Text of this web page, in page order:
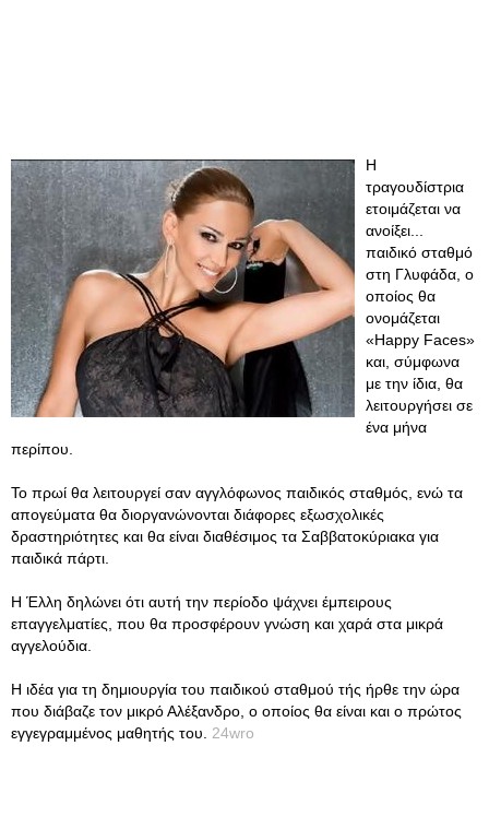
Η
τραγουδίστρια
ετοιμάζεται να
ανοίξει...
παιδικό σταθμό
στη Γλυφάδα, ο
οποίος θα
ονομάζεται
«Happy Faces»
και, σύμφωνα
με την ίδια, θα
λειτουργήσει σε
ένα μήνα
περίπου.
Το πρωί θα λειτουργεί σαν αγγλόφωνος παιδικός σταθμός, ενώ τα
απογεύματα θα διοργανώνονται διάφορες εξωσχολικές
δραστηριότητες και θα είναι διαθέσιμος τα Σαββατοκύριακα για
παιδικά πάρτι.
Η Έλλη δηλώνει ότι αυτή την περίοδο ψάχνει έμπειρους
επαγγελματίες, που θα προσφέρουν γνώση και χαρά στα μικρά
αγγελούδια.
Η ιδέα για τη δημιουργία του παιδικού σταθμού τής ήρθε την ώρα
που διάβαζε τον μικρό Αλέξανδρο, ο οποίος θα είναι και ο πρώτος
εγγεγραμμένος μαθητής του. 24wro